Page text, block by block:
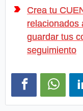
Crea tu
relacionados
guardar tus
seguimiento